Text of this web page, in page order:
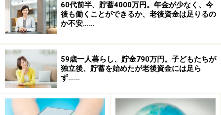
貯蓄達人「クリム」さんの家計収支データ
きわめて少数派、専業主婦世帯の「貯蓄の
達人」
いまや1188万世帯を数える共働き世帯。対して、いわゆ
る専業主婦世帯が641万世帯ですから、ほぼ倍のスコア
60代前半、貯蓄4000万円。年金が少なく、今
後も働くことができるか、老後資金は足りるの
か不安……
59歳一人暮らし、貯金790万円。子どもたちが
独立後、貯蓄を始めたが老後資金には足ら
ず……